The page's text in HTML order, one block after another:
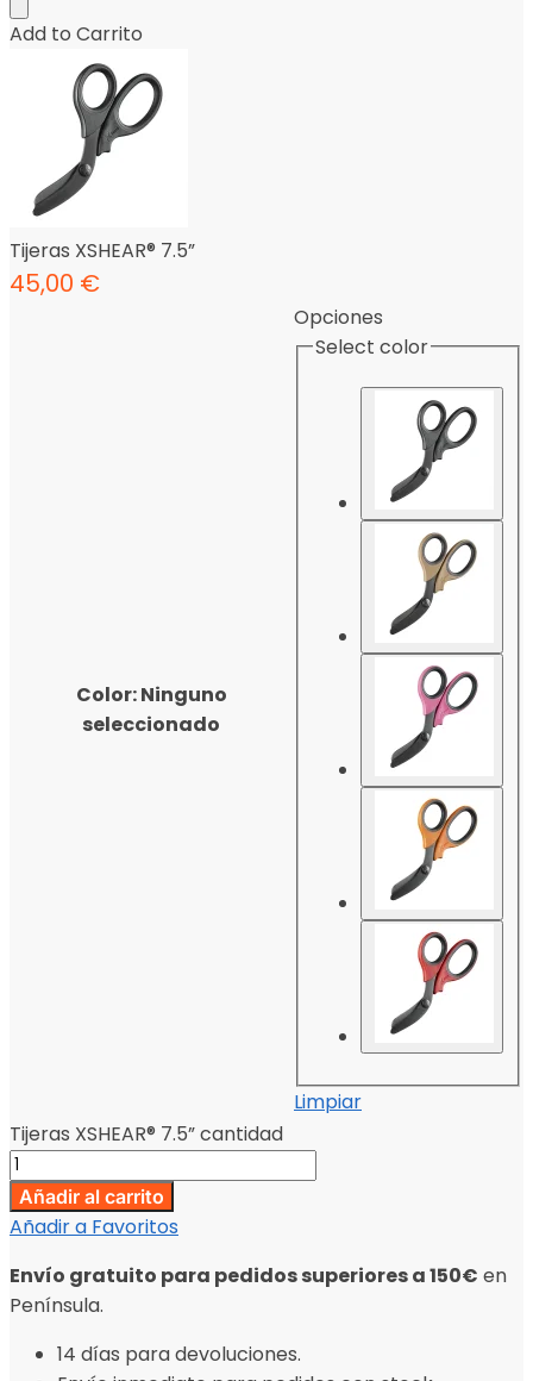
Add to Carrito
Tijeras XSHEAR® 7.5”
45,00 €
Color:Ninguno
seleccionado
Opciones
Select color
Limpiar
Tijeras XSHEAR® 7.5” cantidad
Añadir al carrito
Añadir a Favoritos
Envío gratuito para pedidos superiores a 150€ en
Península.
14 días para devoluciones.